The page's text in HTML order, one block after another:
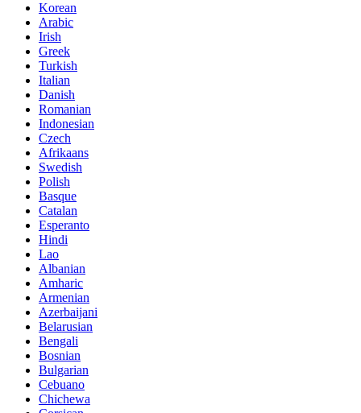
Korean
Arabic
Irish
Greek
Turkish
Italian
Danish
Romanian
Indonesian
Czech
Afrikaans
Swedish
Polish
Basque
Catalan
Esperanto
Hindi
Lao
Albanian
Amharic
Armenian
Azerbaijani
Belarusian
Bengali
Bosnian
Bulgarian
Cebuano
Chichewa